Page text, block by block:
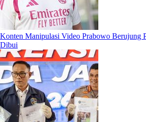
Konten Manipulasi Video Prabowo Berujung
Dibui